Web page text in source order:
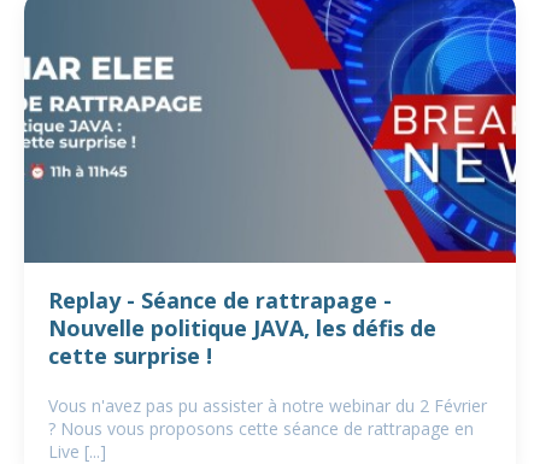
Replay - Séance de rattrapage -
Nouvelle politique JAVA, les défis de
cette surprise !
Vous n'avez pas pu assister à notre webinar du 2 Février
? Nous vous proposons cette séance de rattrapage en
Live [...]